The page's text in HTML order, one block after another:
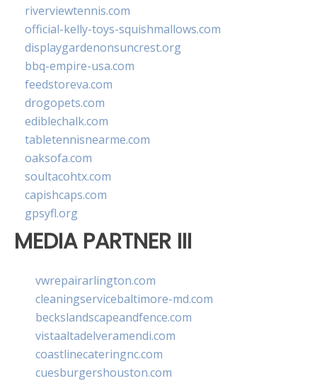
riverviewtennis.com
official-kelly-toys-squishmallows.com
displaygardenonsuncrest.org
bbq-empire-usa.com
feedstoreva.com
drogopets.com
ediblechalk.com
tabletennisnearme.com
oaksofa.com
soultacohtx.com
capishcaps.com
gpsyfl.org
MEDIA PARTNER III
vwrepairarlington.com
cleaningservicebaltimore-md.com
beckslandscapeandfence.com
vistaaltadelveramendi.com
coastlinecateringnc.com
cuesburgershouston.com